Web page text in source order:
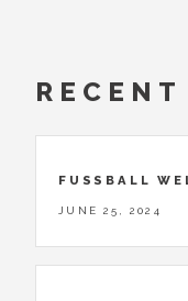
FUSSBALL
JUNE 25, 2024